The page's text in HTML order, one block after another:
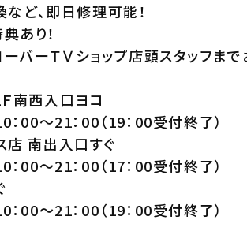
ど、即日修理可能！
あり！
ーＴＶショップ店頭スタッフまで
西入口ヨコ
～21：00（19：00受付終了）
店 南出入口すぐ
～21：00（17：00受付終了）
～21：00（19：00受付終了）